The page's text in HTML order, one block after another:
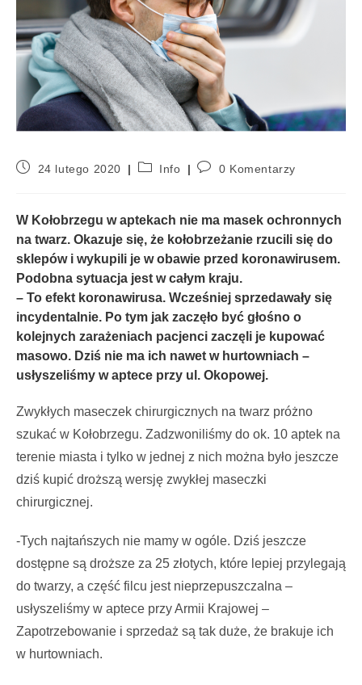
24 lutego 2020 Info 0 Komentarzy
W Kołobrzegu w aptekach nie ma masek ochronnych
na twarz. Okazuje się, że kołobrzeżanie rzucili się do
sklepów i wykupili je w obawie przed koronawirusem.
Podobna sytuacja jest w całym kraju.
– To efekt koronawirusa. Wcześniej sprzedawały się
incydentalnie. Po tym jak zaczęło być głośno o
kolejnych zarażeniach pacjenci zaczęli je kupować
masowo. Dziś nie ma ich nawet w hurtowniach –
usłyszeliśmy w aptece przy ul. Okopowej.
Zwykłych maseczek chirurgicznych na twarz próżno
szukać w Kołobrzegu. Zadzwoniliśmy do ok. 10 aptek na
terenie miasta i tylko w jednej z nich można było jeszcze
dziś kupić droższą wersję zwykłej maseczki
chirurgicznej.
-Tych najtańszych nie mamy w ogóle. Dziś jeszcze
dostępne są droższe za 25 złotych, które lepiej przylegają
do twarzy, a część filcu jest nieprzepuszczalna –
usłyszeliśmy w aptece przy Armii Krajowej –
Zapotrzebowanie i sprzedaż są tak duże, że brakuje ich
w hurtowniach.